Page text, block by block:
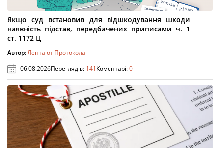
Якщо суд встановив для відшкодування шкоди
наявність підстав, передбачених приписами ч. 1
ст. 1172 Ц
Автор:Лента от Протокола
06.08.2026Переглядів: 141Коментарі:0